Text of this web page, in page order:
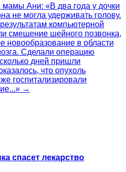
Ани: «В два года у дочки
не могла удерживать голову.
компьютерной
смещение шейного позвонка,
новообразование в области
Сделали операцию
дней пришли
что опухоль
госпитализировали
→
спасет лекарство